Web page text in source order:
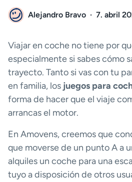
Alejandro Bravo · 7. abril
Viajar en coche no tiene por
especialmente si sabes cómo
trayecto. Tanto si vas con tu
en familia, los juegos para
forma de hacer que el viaje
arrancas el motor.
En Amovens, creemos que
que moverse de un punto A a
alquiles un coche para una
tuyo a disposición de otros